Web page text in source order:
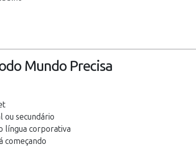
Mundo Precisa
ou secundário
língua corporativa
começando